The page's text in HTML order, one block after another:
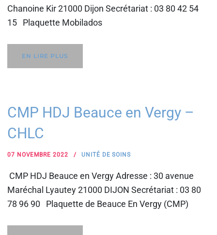
Chanoine Kir 21000 Dijon Secrétariat : 03 80 42 54
15 Plaquette Mobilados
EN LIRE PLUS
CMP HDJ Beauce en Vergy –
CHLC
07 NOVEMBRE 2022 UNITÉ DE SOINS
CMP HDJ Beauce en Vergy Adresse : 30 avenue
Maréchal Lyautey 21000 DIJON Secrétariat : 03 80
78 96 90 Plaquette de Beauce En Vergy (CMP)